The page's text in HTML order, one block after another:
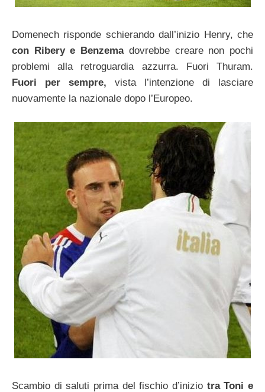
Domenech risponde schierando dall’inizio Henry, che
con Ribery e Benzemadovrebbe creare non pochi
problemi alla retroguardia azzurra. Fuori Thuram.
Fuori per sempre, vista l’intenzione di lasciare
nuovamente la nazionale dopo l’Europeo.
Scambio di saluti prima del fischio d’inizio tra Toni e